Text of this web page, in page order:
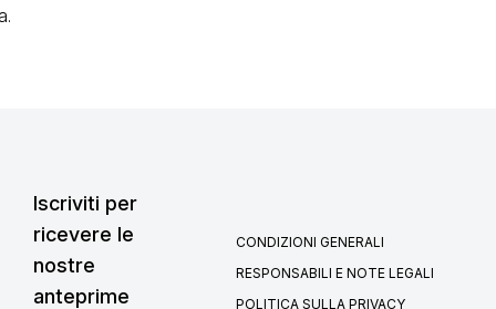
Iscriviti per
ricevere le
nostre
anteprime
CONDIZIONI GENERALI
RESPONSABILI E NOTE LEGALI
POLITICA SULLA PRIVACY